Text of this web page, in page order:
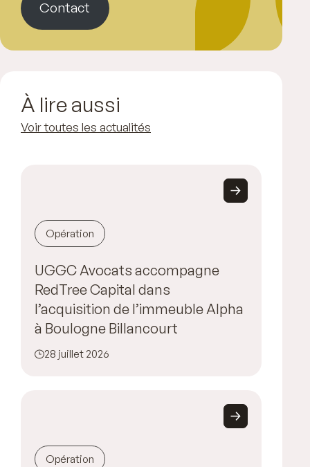
Contact
À lire aussi
Voir toutes les actualités
Opération
UGGC Avocats accompagne
RedTree Capital dans
l’acquisition de l’immeuble Alpha
à Boulogne Billancourt
28 juillet 2026
Opération